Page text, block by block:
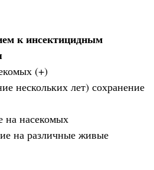
к инсектицидным
(+)
нескольких лет) сохранение
на насекомых
на различные живые